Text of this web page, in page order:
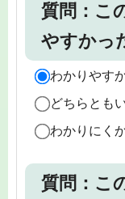
質問：こ
やすかっ
わかりやす
どちらとも
わかりにく
質問：こ